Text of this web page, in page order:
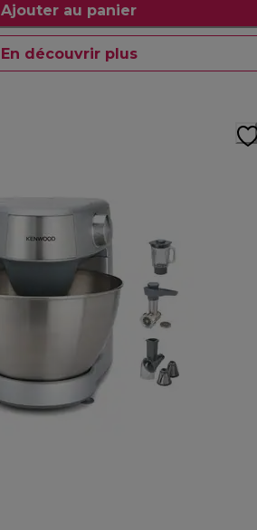
Ajouter au panier
En découvrir plus